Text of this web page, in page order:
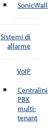
SonicWall
Sistemi di
allarme
VoIP
Centralini
PBX
multi-
tenant